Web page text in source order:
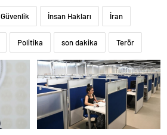
Güvenlik İnsan Hakları İran
Politika son dakika Terör